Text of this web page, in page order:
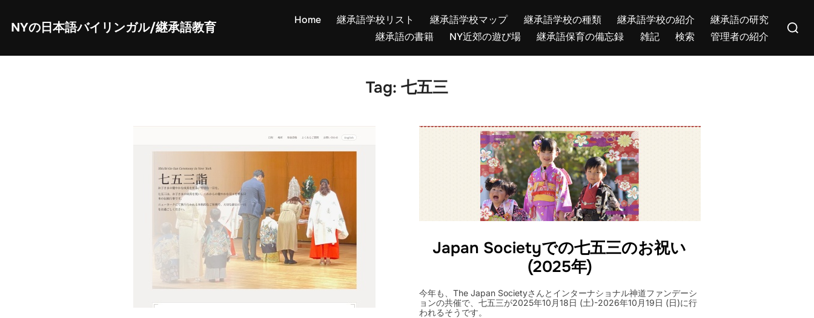
content
NYの日本語バイリンガル/継承語教育
Home 継承語学校リスト 継承語学校マップ 継承語学校の種類 継承語学校の紹介
継承語の研究
継承語の書籍
NY近郊の遊び場 継承語保育の備忘録 雑記 検索 管理者の紹介
for:
Tag: 七五三
Japan Societyでの七五三のお祝い
(2025年)
今年も、The Japan Societyさんとインターナショナル神道ファンデーシ
ョンの共催で、七五三が2025年10月18日 (土)-2026年10月19日 (日)に行
われるそうです。